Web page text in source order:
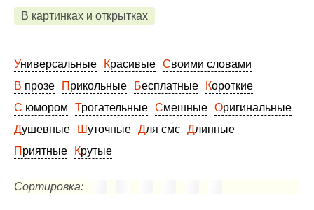
В картинках и открытках
Универсальные Красивые
Своими словами
В прозе
Прикольные Бесплатные
Короткие
С юмором
Трогательные Смешные
Оригинальные
Душевные
Шуточные Для смс
Длинные
Приятные
Крутые
Сортировка: